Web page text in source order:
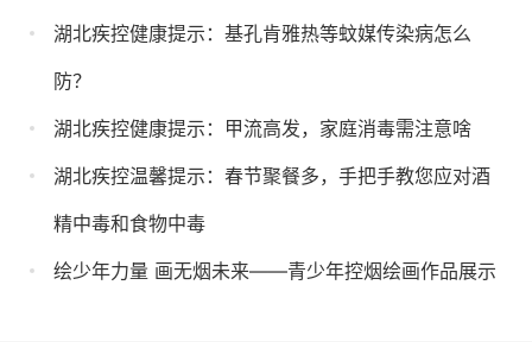
湖北疾控健康提示：基孔肯雅热等蚊媒传染病怎么
防？
湖北疾控健康提示：甲流高发，家庭消毒需注意啥
湖北疾控温馨提示：春节聚餐多，手把手教您应对酒
精中毒和食物中毒
绘少年力量 画无烟未来——青少年控烟绘画作品展示